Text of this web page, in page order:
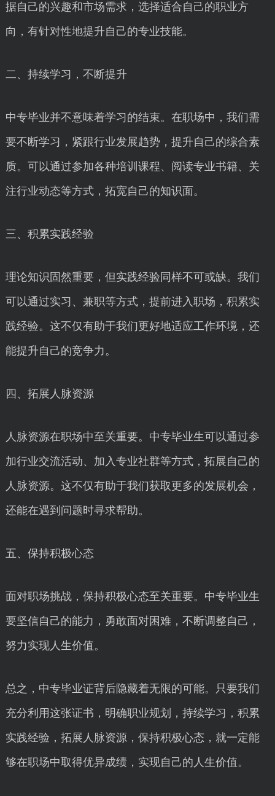
据自己的兴趣和市场需求，选择适合自己的职业方
向，有针对性地提升自己的专业技能。
二、持续学习，不断提升
中专毕业并不意味着学习的结束。在职场中，我们需
要不断学习，紧跟行业发展趋势，提升自己的综合素
质。可以通过参加各种培训课程、阅读专业书籍、关
注行业动态等方式，拓宽自己的知识面。
三、积累实践经验
理论知识固然重要，但实践经验同样不可或缺。我们
可以通过实习、兼职等方式，提前进入职场，积累实
践经验。这不仅有助于我们更好地适应工作环境，还
能提升自己的竞争力。
四、拓展人脉资源
人脉资源在职场中至关重要。中专毕业生可以通过参
加行业交流活动、加入专业社群等方式，拓展自己的
人脉资源。这不仅有助于我们获取更多的发展机会，
还能在遇到问题时寻求帮助。
五、保持积极心态
面对职场挑战，保持积极心态至关重要。中专毕业生
要坚信自己的能力，勇敢面对困难，不断调整自己，
努力实现人生价值。
总之，中专毕业证背后隐藏着无限的可能。只要我们
充分利用这张证书，明确职业规划，持续学习，积累
实践经验，拓展人脉资源，保持积极心态，就一定能
够在职场中取得优异成绩，实现自己的人生价值。